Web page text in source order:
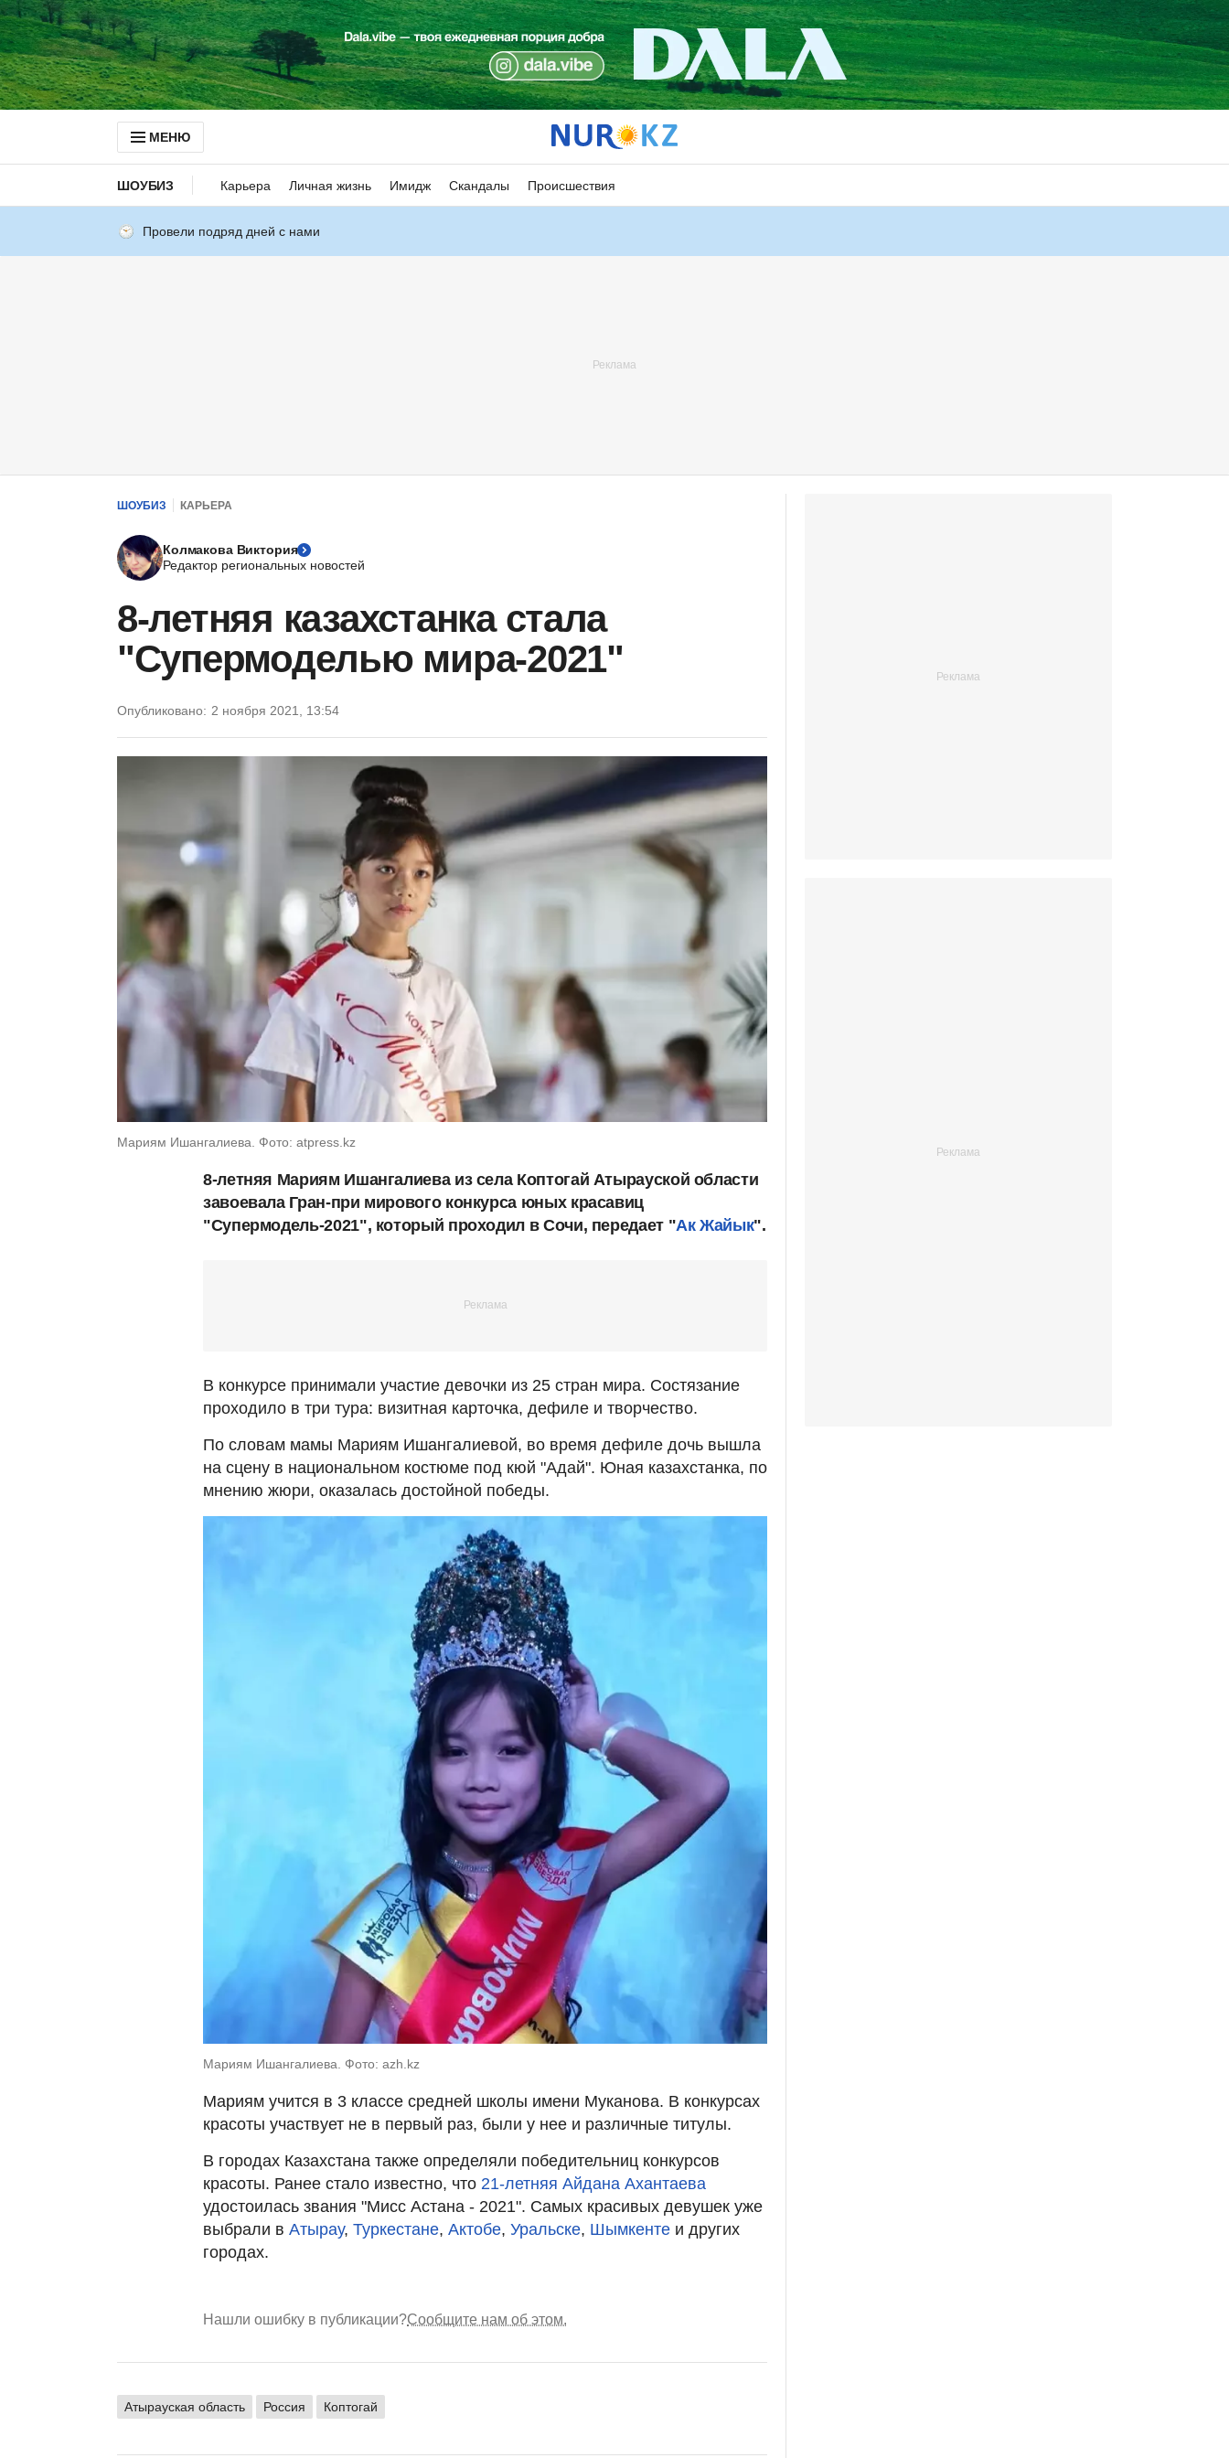
МЕНЮ
ШОУБИЗ Карьера Личная жизнь Имидж Скандалы Происшествия
Провели подряд дней с нами
ШОУБИЗ КАРЬЕРА
Колмакова Виктория
Редактор региональных новостей
8-летняя казахстанка стала
"Супермоделью мира-2021"
Опубликовано: 2 ноября 2021, 13:54
Мариям Ишангалиева. Фото: atpress.kz
8-летняя Мариям Ишангалиева из села Коптогай Атырауской области
завоевала Гран-при мирового конкурса юных красавиц
"Супермодель-2021", который проходил в Сочи, передает "Ак Жайык".
В конкурсе принимали участие девочки из 25 стран мира. Состязание
проходило в три тура: визитная карточка, дефиле и творчество.
По словам мамы Мариям Ишангалиевой, во время дефиле дочь вышла
на сцену в национальном костюме под кюй "Адай". Юная казахстанка, по
мнению жюри, оказалась достойной победы.
Мариям Ишангалиева. Фото: azh.kz
Мариям учится в 3 классе средней школы имени Муканова. В конкурсах
красоты участвует не в первый раз, были у нее и различные титулы.
В городах Казахстана также определяли победительниц конкурсов
красоты. Ранее стало известно, что 21-летняя Айдана Ахантаева
удостоилась звания "Мисс Астана - 2021". Самых красивых девушек уже
выбрали в Атырау, Туркестане, Актобе, Уральске, Шымкенте и других
городах.
Нашли ошибку в публикации?Сообщите нам об этом.
Атырауская область Россия Коптогай